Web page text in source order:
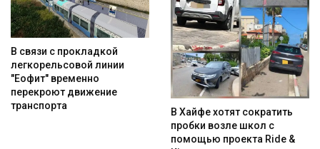
В связи с прокладкой
легкорельсовой линии
"Еофит" временно
перекроют движение
транспорта
В Хайфе хотят сократить
пробки возле школ с
помощью проекта Ride &